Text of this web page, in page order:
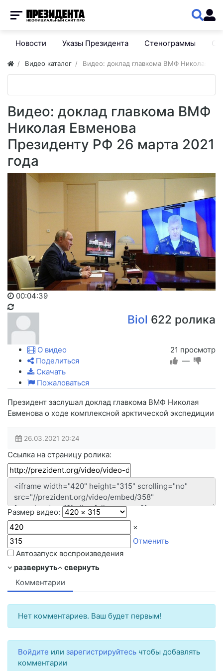
Новости Указы Президента Стенограммы
Видео каталог Видео: доклад главкома ВМФ Николая
Видео: доклад главкома ВМФ
Николая Евменова
Президенту РФ 26 марта 2021
года
00:04:39
Biol 622 ролика
21 просмотр
—
О видео
Поделиться
Скачать
Пожаловаться
Президент заслушал доклад главкома ВМФ Николая
Евменова о ходе комплексной арктической экспедиции
26.03.2021 20:24
Ссылка на страницу ролика:
Размер видео:
×
Отменить
Автозапуск воспроизведения
развернуть
свернуть
Комментарии
Нет комментариев. Ваш будет первым!
Войдите или зарегистрируйтесь чтобы добавлять
комментарии